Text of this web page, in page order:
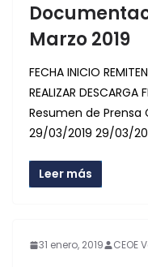
Marzo 2019
FECHA INICIO
REALIZAR
Resumen de
29/03/2019 29/03/
Leer más
31 enero, 2019 CEOE